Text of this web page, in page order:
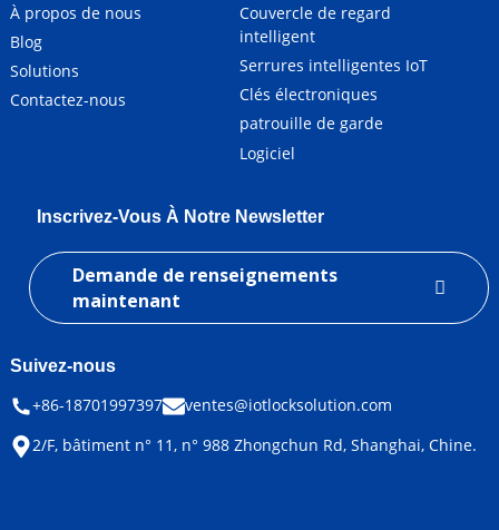
À propos de nous
Blog
Solutions
Contactez-nous
Couvercle de regard
intelligent
Serrures intelligentes IoT
Clés électroniques
patrouille de garde
Logiciel
Inscrivez-Vous À Notre Newsletter
Demande de renseignements
maintenant
Suivez-nous
+86-18701997397
ventes@iotlocksolution.com
2/F, bâtiment n° 11, n° 988 Zhongchun Rd, Shanghai, Chine.